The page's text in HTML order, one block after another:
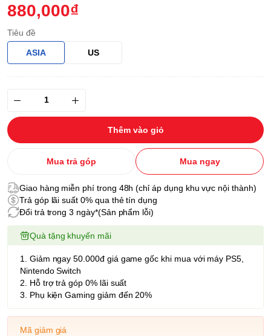
880,000₫
Tiêu đề
ASIA US
Thêm vào giỏ
Mua trả góp Mua ngay
Giao hàng miễn phí trong 48h (chỉ áp dụng khu vực nội thành)
Trả góp lãi suất 0% qua thẻ tín dụng
Đổi trả trong 3 ngày*(Sản phẩm lỗi)
Quà tặng khuyến mãi
1. Giảm ngay 50.000đ giá game gốc khi mua với máy PS5,
Nintendo Switch
2. Hỗ trợ trả góp 0% lãi suất
3. Phụ kiện Gaming giảm đến 20%
Mã giảm giá